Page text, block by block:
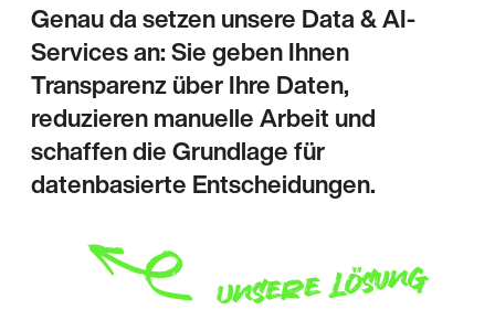
Genau da setzen unsere Data & AI-
Services an: Sie geben Ihnen
Transparenz über Ihre Daten,
reduzieren manuelle Arbeit und
schaffen die Grundlage für
datenbasierte Entscheidungen.
Unsere Lösung